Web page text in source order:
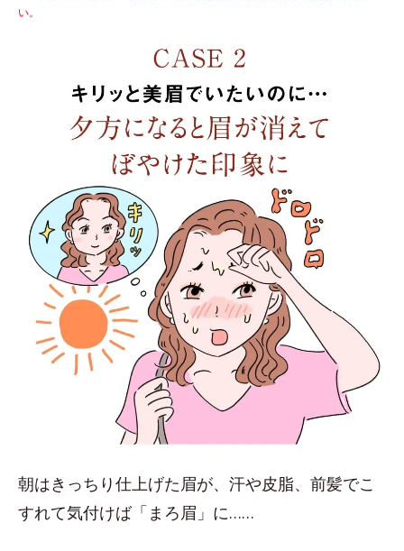
い。
朝はきっちり仕上げた眉が、汗や皮脂、前髪でこ
すれて気付けば「まろ眉」に……